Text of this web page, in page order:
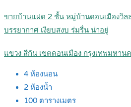
ขายบ้านแฝด 2 ชั้น หมู่บ้านดอนเมืองวิล
บรรยากาศ เงียบสงบ ร่มรื่น น่าอยู่
แขวง สีกัน เขตดอนเมือง กรุงเทพมหาน
4 ห้องนอน
2 ห้องน้ำ
100 ตารางเมตร